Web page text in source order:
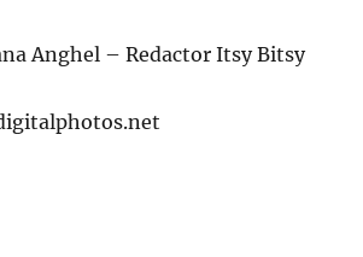
Anghel – Redactor Itsy Bitsy